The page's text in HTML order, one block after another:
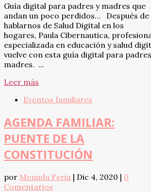
Guía digital para padres y madres que
andan un poco perdidos… Después de
hablarnos de Salud Digital en los
hogares, Paula Cibernautica,
especializada en educación y salud
vuelve con esta guía digital para
madres. ...
Leer más
Eventos familiares
AGENDA FAMILIAR:
PUENTE DE LA
CONSTITUCIÓN
por Menuda Feria | Dic 4, 2020 | 0
Comentarios